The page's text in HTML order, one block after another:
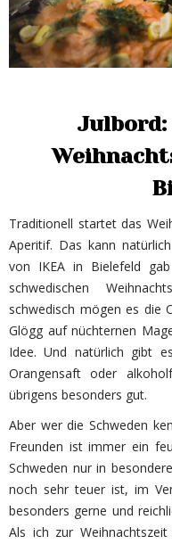
Julbord:
Traditionell startet das
Aperitif. Das kann
von IKEA in Bielefeld
schwedischen
schwedisch mögen es die
Glögg auf nüchternen
Idee. Und natürlich gibt
Orangensaft oder
übrigens besonders gut.
Aber wer die Schweden
Freunden ist immer ein
Schweden nur in
noch sehr teuer ist, im
besonders gerne und
Als ich zur